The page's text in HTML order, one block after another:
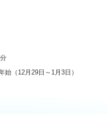
（12月29日～1月3日）